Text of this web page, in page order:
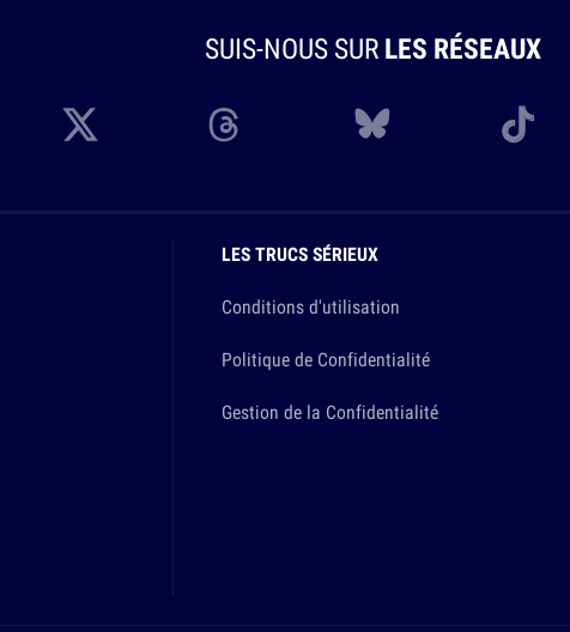
SUIS-NOUS SURLES RÉSEAUX
LES TRUCS SÉRIEUX
Conditions d'utilisation
Politique de Confidentialité
Gestion de la Confidentialité